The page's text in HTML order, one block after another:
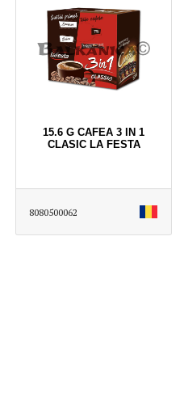
15.6 G CAFEA 3 IN 1
CLASIC LA FESTA
8080500062